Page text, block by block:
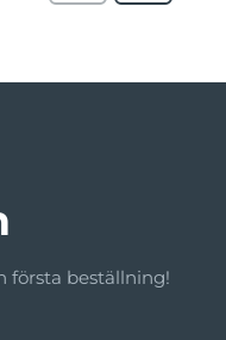
första beställning!